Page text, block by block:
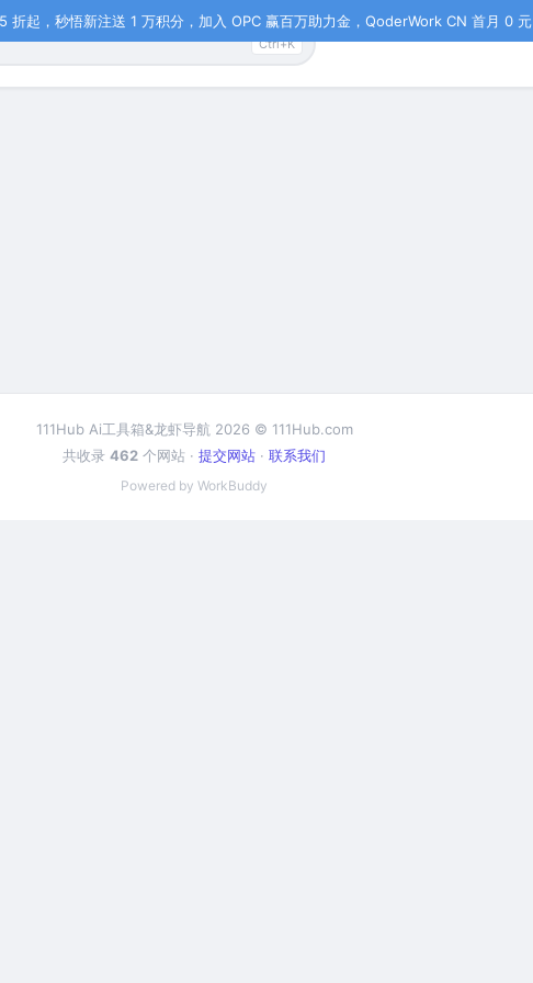
起，秒悟新注送 1 万积分，加入 OPC 赢百万助力金，QoderWork CN 首月 0 元
Ctrl+K
111Hub Ai工具箱&龙虾导航 2026 © 111Hub.com
共收录 462 个网站 · 提交网站 · 联系我们
Powered by WorkBuddy